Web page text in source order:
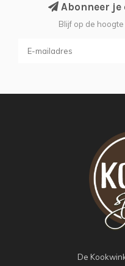
Abonneer je
Blijf op de
De